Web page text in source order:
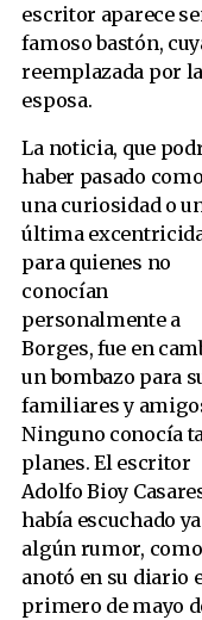
escritor aparece
famoso bastón,
reemplazada por
esposa.
La noticia, que
haber pasado como
una curiosidad o
última
para quienes no
conocían
personalmente a
Borges, fue en
un bombazo para
familiares y
Ninguno conocía
planes. El escritor
Adolfo Bioy
había escuchado ya
algún rumor, como
anotó en su diario
primero de mayo